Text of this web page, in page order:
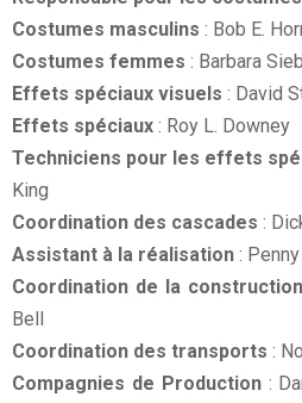
Costumes masculins : Bob E.
Costumes femmes : Barbara
Effets spéciaux visuels : David
Effets spéciaux : Roy L. Downey
Techniciens pour les effets
King
Coordination des cascades :
Assistant à la réalisation :
Coordination de la
Bell
Coordination des transports :
Compagnies de Production: